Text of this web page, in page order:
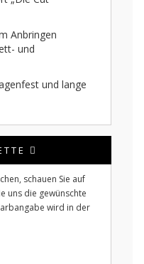
Anbringen
und
und lange
schauen Sie auf
uns die gewünschte
wird in der